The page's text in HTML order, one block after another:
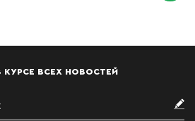
КУРСЕ ВСЕХ НОВОСТЕЙ